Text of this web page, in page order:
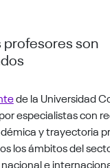
son
de la Universidad
especialistas con
y trayectoria
los ámbitos del
e